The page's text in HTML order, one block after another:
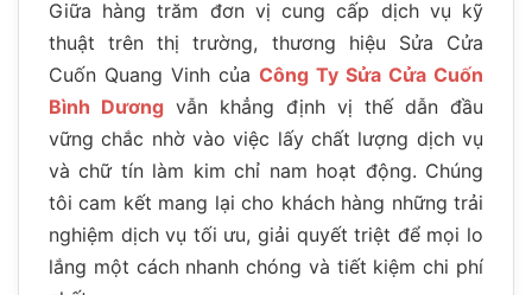
Giữa hàng trăm đơn vị cung cấp dịch vụ kỹ
thuật trên thị trường, thương hiệu Sửa Cửa
Cuốn Quang Vinh của Công Ty Sửa Cửa Cuốn
Bình Dương vẫn khẳng định vị thế dẫn đầu
vững chắc nhờ vào việc lấy chất lượng dịch vụ
và chữ tín làm kim chỉ nam hoạt động. Chúng
tôi cam kết mang lại cho khách hàng những trải
nghiệm dịch vụ tối ưu, giải quyết triệt để mọi lo
lắng một cách nhanh chóng và tiết kiệm chi phí